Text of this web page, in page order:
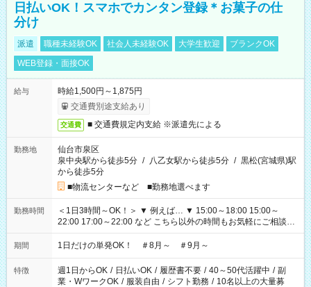
日払いOK！スマホでカンタン登録＊お菓子の仕
分け
派遣 職種未経験OK 社会人未経験OK 大学生歓迎
ブランクOK
WEB登録・面接OK
給与
時給1,500円～1,875円
交通費別途支給あり
交通費 ■ 交通費規定内支給 ※派遣先による
勤務地
仙台市泉区
泉中央駅から徒歩5分 / 八乙女駅から徒歩5分 / 黒松(宮城県)駅
から徒歩5分
■物流センターなど ■勤務地選べます
勤務時間
＜1日3時間～OK！＞ ▼ 例えば… ▼ 15:00～18:00 15:00～
22:00 17:00～22:00 など こちら以外の時間もお気軽にご相談く
ださい！
期間 1日だけの単発OK！ ＃8月～ ＃9月～
特徴 週1日からOK / 日払いOK / 履歴書不要 / 40～50代活躍中 / 副
業・WワークOK / 服装自由 / シフト勤務 / 10名以上の大量募